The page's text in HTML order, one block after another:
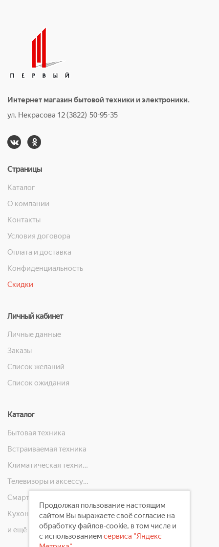
Интернет магазин бытовой техники и электроники.
ул. Некрасова 12 (3822) 50-95-35
Страницы
Каталог
О компании
Контакты
Условия договора
Оплата и доставка
Конфиденциальность
Скидки
Личный кабинет
Личные данные
Заказы
Список желаний
Список ожидания
Каталог
Бытовая техника
Встраиваемая техника
Климатическая техника
Телевизоры и аксессуары
Кухонная техника
и ещё 10 категорий
Продолжая пользование настоящим
сайтом Вы выражаете своё согласие на
обработку файлов-cookie, в том числе и
с использованием сервиса "Яндекс